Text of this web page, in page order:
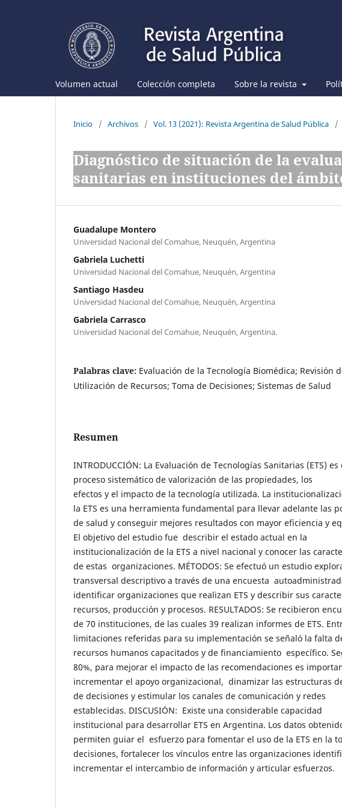
Volumen actual Colección completa Sobre la revista
Inicio / Archivos / Vol. 13 (2021): Revista Argentina de Salud Pública /
Diagnóstico de situación de la
sanitarias en instituciones del
Guadalupe Montero
Universidad Nacional del Comahue, Neuquén, Argentina
Gabriela Luchetti
Universidad Nacional del Comahue, Neuquén, Argentina
Santiago Hasdeu
Universidad Nacional del Comahue, Neuquén, Argentina
Gabriela Carrasco
Universidad Nacional del Comahue, Neuquén, Argentina.
Palabras clave: Evaluación de la Tecnología Biomédica; Revisión
Utilización de Recursos; Toma de Decisiones; Sistemas de Salud
Resumen
INTRODUCCIÓN: La Evaluación de Tecnologías Sanitarias (ETS) es
proceso sistemático de valorización de las propiedades, los
efectos y el impacto de la tecnología utilizada. La
la ETS es una herramienta fundamental para llevar adelante las
de salud y conseguir mejores resultados con mayor eficiencia y
El objetivo del estudio fue describir el estado actual en la
institucionalización de la ETS a nivel nacional y conocer las
de estas organizaciones. MÉTODOS: Se efectuó un estudio
transversal descriptivo a través de una encuesta
identificar organizaciones que realizan ETS y describir sus
recursos, producción y procesos. RESULTADOS: Se recibieron
de 70 instituciones, de las cuales 39 realizan informes de ETS.
limitaciones referidas para su implementación se señaló la falta
recursos humanos capacitados y de financiamiento específico.
80%, para mejorar el impacto de las recomendaciones es
incrementar el apoyo organizacional, dinamizar las estructuras
de decisiones y estimular los canales de comunicación y redes
establecidas. DISCUSIÓN: Existe una considerable capacidad
institucional para desarrollar ETS en Argentina. Los datos
permiten guiar el esfuerzo para fomentar el uso de la ETS en la
decisiones, fortalecer los vínculos entre las organizaciones
incrementar el intercambio de información y articular esfuerzos.